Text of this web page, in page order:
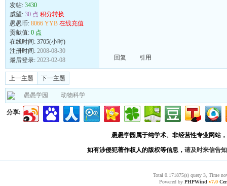
发帖: 3430
威望: 30 点 积分转换
愚愚币: 8066 YYB 在线充值
贡献值: 0 点
在线时间: 3705(小时)
注册时间: 2008-08-30
最后登录: 2023-02-08 回复 引用
上一主题 下一主题
愚愚学园 动物科学
分享:
愚愚学园属于纯学术、非经营性专业网站
如有涉侵犯著作权人的版权等信息， 请及时来信告知
Total 0.171875(s) query 3, Time
Powered by PHPWind v7.0